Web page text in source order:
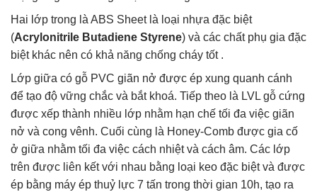
Hai lớp trong là ABS Sheet là loại nhựa đặc biệt
(Acrylonitrile Butadiene Styrene) và các chất phụ gia đặc
biệt khác nên có khả năng chống cháy tốt .
Lớp giữa có gỗ PVC giãn nở được ép xung quanh cánh
để tạo độ vững chắc và bắt khoá. Tiếp theo là LVL gỗ cứng
được xếp thành nhiều lớp nhằm hạn chế tối đa việc giãn
nở và cong vênh. Cuối cùng là Honey-Comb được gia cố
ở giữa nhằm tối đa việc cách nhiệt và cách âm. Các lớp
trên được liên kết với nhau bằng loại keo đặc biệt và được
ép bằng máy ép thuỷ lực 7 tấn trong thời gian 10h, tạo ra